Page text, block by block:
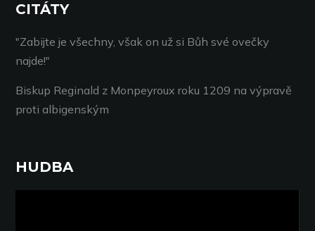
CITÁTY
"Zabijte je všechny, však on už si Bůh své ovečky
najde!"
Biskup Reginald z Monpeyroux roku 1209 na výpravě
proti albigenským
HUDBA